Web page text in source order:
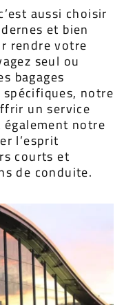
aussi choisir
et bien
rendre votre
seul ou
bagages
notre
un service
notre
l’esprit
courts et
de conduite.